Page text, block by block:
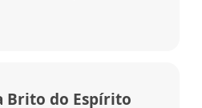
Brito do Espírito